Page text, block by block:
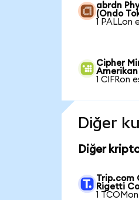
abrdn
(Ondo
1 PALLon
Cipher
Amerikan
1 CIFRon
Diğer
Diğer
Trip.com
Rigetti
1